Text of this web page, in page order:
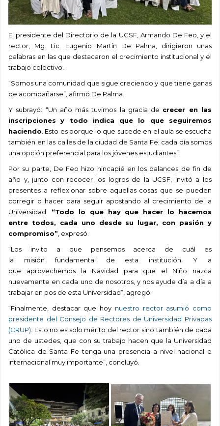
El presidente del Directorio de la UCSF, Armando De Feo, y el
rector, Mg. Lic. Eugenio Martín De Palma, dirigieron unas
palabras en las que destacaron el crecimiento institucional y el
trabajo colectivo.
“Somos una comunidad que sigue creciendo y que tiene ganas
de acompañarse”, afirmó De Palma.
Y subrayó: “Un año más tuvimos la gracia de crecer en las
inscripciones
y todo indica que lo que seguiremos
haciendo . Esto es porque lo que sucede en el aula se escucha
también en las calles de la ciudad de Santa Fe; cada día somos
una opción preferencial para los jóvenes estudiantes”.
Por su parte, De Feo hizo hincapié en los balances de fin de
año y, junto con recocer los logros de la UCSF, invitó a los
presentes a reflexionar sobre aquellas cosas que se pueden
corregir o hacer para seguir apostando al crecimiento de la
Universidad. “Todo lo que hay que hacer lo hacemos
entre todos, cada uno desde su lugar, con pasión y
compromiso” , expresó.
“Los invito a que pensemos acerca de cuál es
la misión fundamental de esta institución. Y a
que aprovechemos la Navidad para que el Niño nazca
nuevamente en cada uno de nosotros, y nos ayude día a día a
trabajar en pos de esta Universidad”, agregó.
“Finalmente, destacar que hoy nuestro rector asumió como
presidente del Consejo de Rectores de Universidad Privadas
(CRUP) . Esto no es solo mérito del rector sino también de cada
uno de ustedes, que con su trabajo hacen que la Universidad
Católica de Santa Fe tenga una presencia a nivel nacional e
internacional muy importante”, concluyó.